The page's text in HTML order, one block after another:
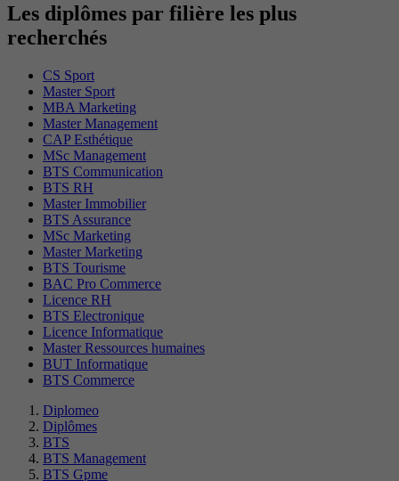
Les diplômes par filière les plus
recherchés
CS Sport
Master Sport
MBA Marketing
Master Management
CAP Esthétique
MSc Management
BTS Communication
BTS RH
Master Immobilier
BTS Assurance
MSc Marketing
Master Marketing
BTS Tourisme
BAC Pro Commerce
Licence RH
BTS Electronique
Licence Informatique
Master Ressources humaines
BUT Informatique
BTS Commerce
Diplomeo
Diplômes
BTS
BTS Management
BTS Gpme